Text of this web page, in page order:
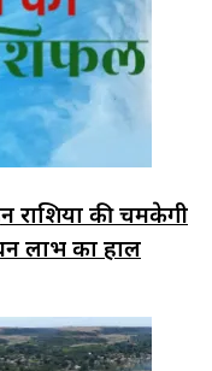
की चमकेगी
लाभ का हाल